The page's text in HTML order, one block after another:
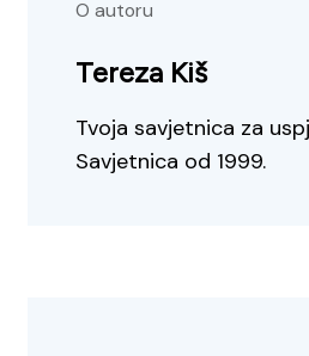
O autoru
Tereza Kiš
Tvoja savjetnica za
Savjetnica od 1999.